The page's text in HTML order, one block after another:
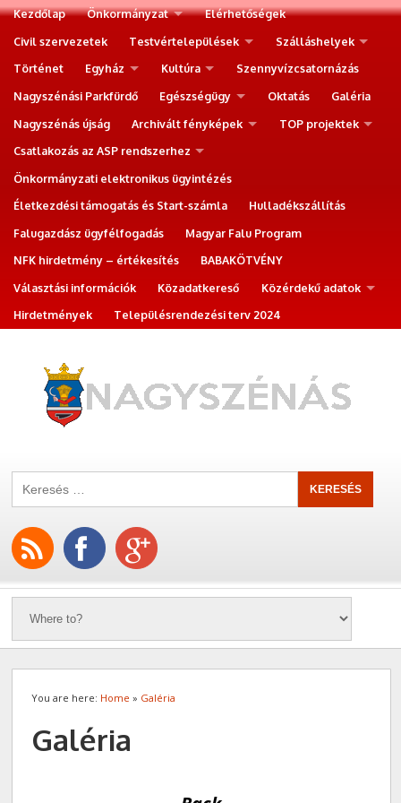
Kezdőlap Önkormányzat
Elérhetőségek
Civil szervezetek
Testvértelepülések
Szálláshelyek
Történet
Egyház Kultúra
Szennyvízcsatornázás
Nagyszénási Parkfürdő
Egészségügy Oktatás
Galéria
Nagyszénás újság
Archivált fényképek
TOP projektek
Csatlakozás az ASP rendszerhez
Önkormányzati elektronikus ügyintézés
Életkezdési támogatás és Start-számla
Hulladékszállítás
Falugazdász ügyfélfogadás
Magyar Falu Program
NFK hirdetmény – értékesítés
BABAKÖTVÉNY
Választási információk
Közadatkereső
Közérdekű adatok
Hirdetmények
Településrendezési terv 2024
You are here: Home » Galéria
Galéria